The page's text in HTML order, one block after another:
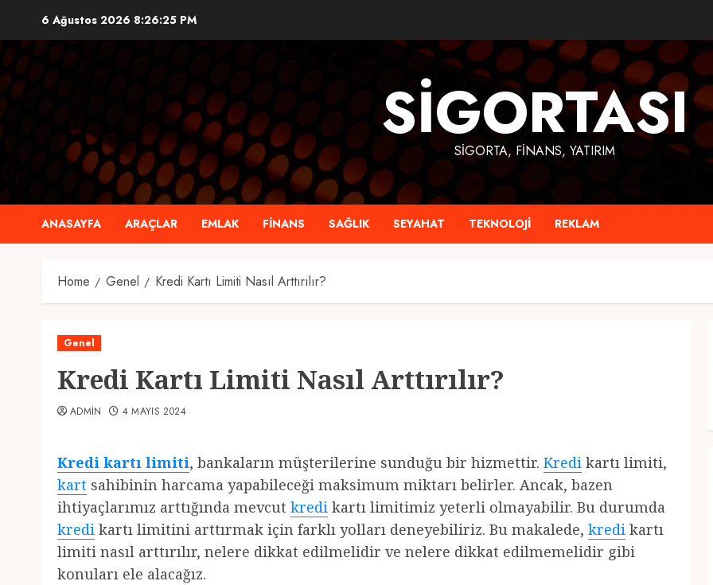
content
6 Ağustos 2026 8:26:26 PM
SIGORTASI
SIGORTA, FINANS, YATIRIM
ANASAYFA ARAÇLAR EMLAK FINANS SAĞLIK SEYAHAT TEKNOLOJI REKLAM
Home Genel Kredi Kartı Limiti Nasıl Arttırılır?
Genel
Kredi Kartı Limiti Nasıl Arttırılır?
ADMIN 4 MAYIS 2024
Kredi kartı limiti, bankaların müşterilerine sunduğu bir hizmettir. Kredi kartı limiti,
kart sahibinin harcama yapabileceği maksimum miktarı belirler. Ancak, bazen
ihtiyaçlarımız arttığında mevcut kredi kartı limitimiz yeterli olmayabilir. Bu durumda
kredi kartı limitini arttırmak için farklı yolları deneyebiliriz. Bu makalede, kredi kartı
limiti nasıl arttırılır, nelere dikkat edilmelidir ve nelere dikkat edilmemelidir gibi
konuları ele alacağız.